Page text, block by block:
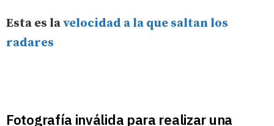
Esta es lavelocidad a la que saltan los
radares
Fotografía inválida para realizar una